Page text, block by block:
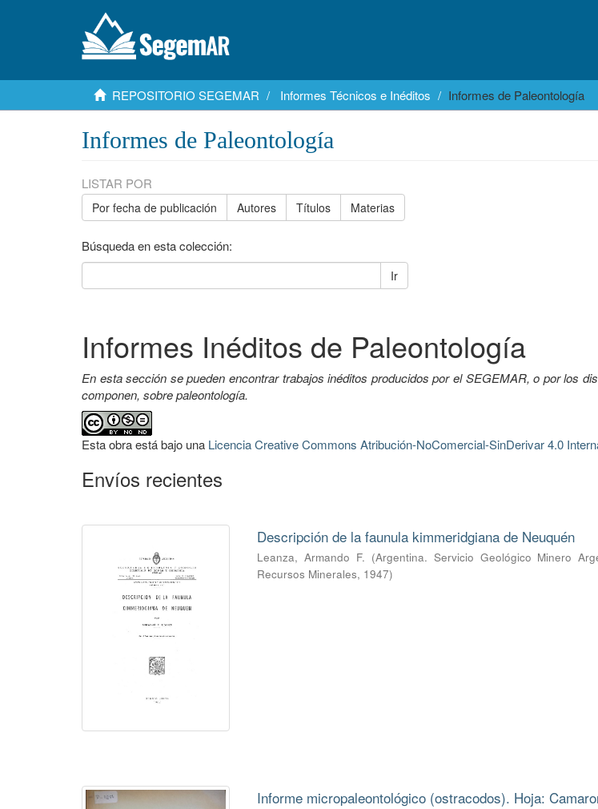
REPOSITORIO SEGEMAR Informes Técnicos e Inéditos Informes de Paleontología
Informes de Paleontología
LISTAR POR
Por fecha de publicación Autores Títulos Materias
Búsqueda en esta colección:
Ir
Informes Inéditos de Paleontología
En esta sección se pueden encontrar trabajos inéditos producidos por el SEGEMAR, o por los
componen, sobre paleontología.
Esta obra está bajo una Licencia Creative Commons Atribución-NoComercial-SinDerivar 4.0
Envíos recientes
Descripción de la faunula kimmeridgiana de Neuquén
Leanza, Armando F. (Argentina. Servicio Geológico Minero
Recursos Minerales, 1947)
Informe micropaleontológico (ostracodos). Hoja: